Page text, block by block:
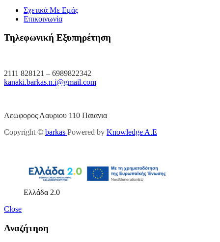
Σχετικά Με Εμάς
Επικοινωνία
Τηλεφωνική Εξυπηρέτηση
2111 828121 – 6989822342
kanaki.barkas.n.i@gmail.com
Λεωφορος Λαυριου 110 Παιανια
Copyright © barkas Powered by Knowledge A.E
Ελλάδα 2.0
Close
Αναζήτηση